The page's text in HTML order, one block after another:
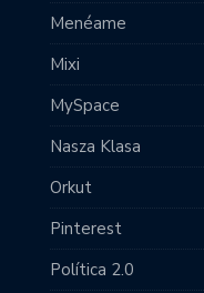
Menéame
Mixi
MySpace
Nasza Klasa
Orkut
Pinterest
Política 2.0